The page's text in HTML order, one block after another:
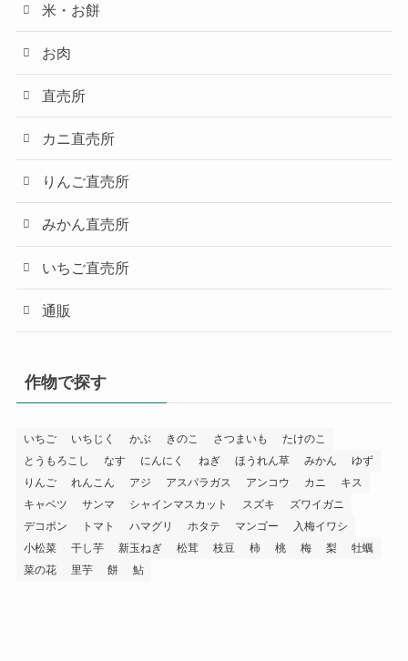
米・お餅
お肉
直売所
カニ直売所
りんご直売所
みかん直売所
いちご直売所
通販
作物で探す
いちご いちじく かぶ きのこ さつまいも
たけのこ
とうもろこし
なす にんにく ねぎ ほうれん草 みかん
ゆず
りんご
れんこん アジ アスパラガス アンコウ カニ
キス
キャベツ
サンマ シャインマスカット スズキ
ズワイガニ
デコポン
トマト ハマグリ ホタテ マンゴー
入梅イワシ
小松菜
干し芋 新玉ねぎ 松茸 枝豆 柿 桃 梅 梨
牡蠣
菜の花
里芋 餅 鮎